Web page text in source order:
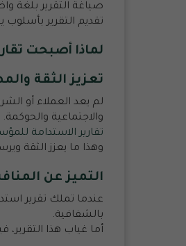
صياغة التقرير بلغة
تقديم التقرير
لماذا أصبحت
تعزيز الثقة
لم يعد العملاء أو
والاجتماعية والحوكمة.
تقارير الاستدامة
وهذا ما يعزز الثقة
التميز عن
عندما تملك تقرير
بالشفافية.
أما غياب هذا التقرير،